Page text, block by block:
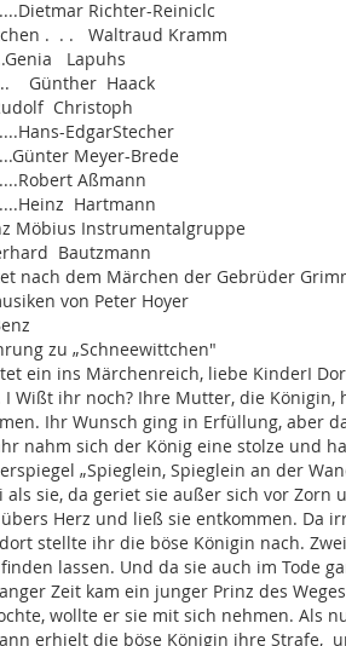
Richter-Reiniclc
. . . Waltraud Kramm
Lapuhs
Günther Haack
Christoph
EdgarStecher
Meyer-Brede
Aßmann
Hartmann
Möbius Instrumentalgruppe
Bautzmann
nach dem Märchen der Gebrüder
von Peter Hoyer
zu „Schneewittchen"
ein ins Märchenreich, liebe KinderI
I Wißt ihr noch? Ihre Mutter, die Königin,
Ihr Wunsch ging in Erfüllung, aber
nahm sich der König eine stolze und
„Spieglein, Spieglein an der
als sie, da geriet sie außer sich vor
Herz und ließ sie entkommen. Da
stellte ihr die böse Königin nach.
lassen. Und da sie auch im Tode
Zeit kam ein junger Prinz des
wollte er sie mit sich nehmen. Als
erhielt die böse Königin ihre Strafe,